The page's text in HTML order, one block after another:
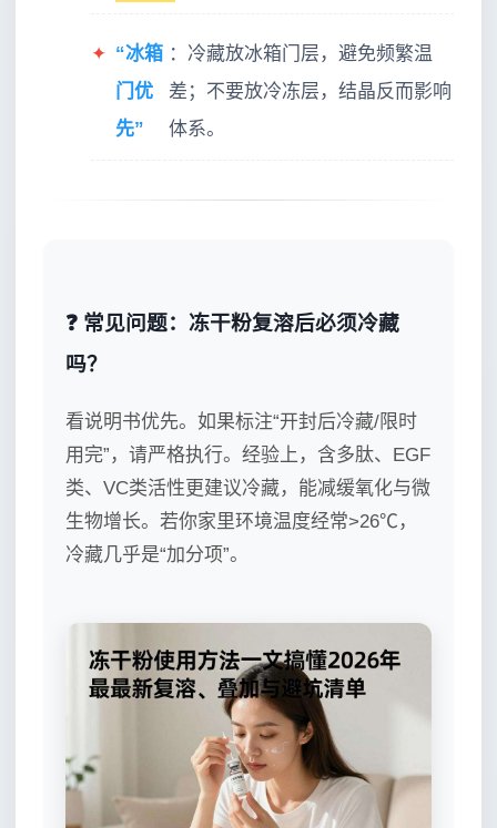
✦ “冰箱
门优
先”
：冷藏放冰箱门层，避免频繁温
差；不要放冷冻层，结晶反而影响
体系。
❓ 常见问题：冻干粉复溶后必须冷藏
吗？
看说明书优先。如果标注“开封后冷藏/限时
用完”，请严格执行。经验上，含多肽、EGF
类、VC类活性更建议冷藏，能减缓氧化与微
生物增长。若你家里环境温度经常>26℃，
冷藏几乎是“加分项”。